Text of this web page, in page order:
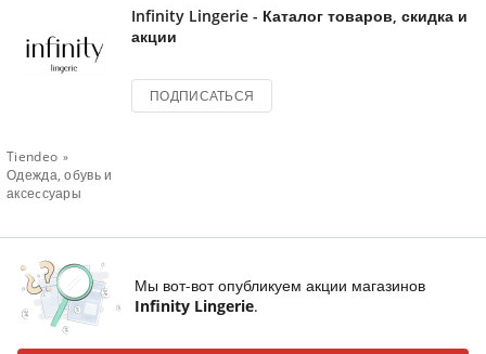
Tiendeo
Одежда, обувь и
аксеcсуары
Infinity Lingerie - Каталог товаров, скидка и
акции
ПОДПИСАТЬСЯ
Мы вот-вот опубликуем акции магазинов
Infinity Lingerie.